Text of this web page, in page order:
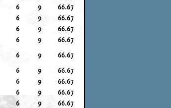
6 9
66.67
6 9
66.67
6 9
66.67
6 9
66.67
6 9
66.67
6 9
66.67
6 9
66.67
6 9
66.67
6 9
66.67